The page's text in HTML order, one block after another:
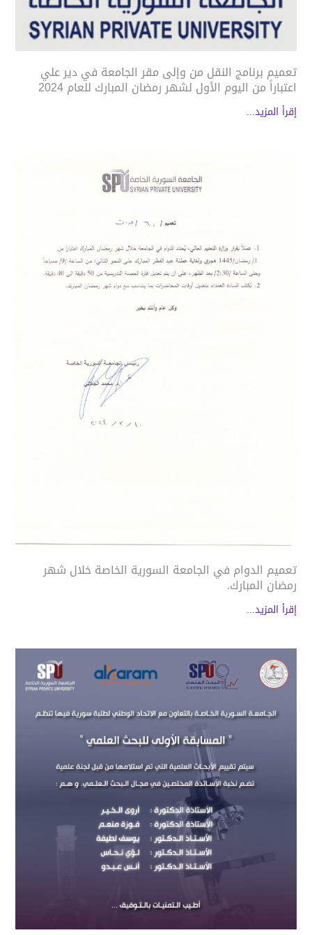
تعميم برنامج النقل من وإلى مقر الجامعة في دير علي
اعتباراً من اليوم الأول لشهر رمضان المبارك للعام 2024
إقرأ المزيد...
تعميم الدوام في الجامعة السورية الخاصة خلال شهر
رمضان المبارك.
إقرأ المزيد...